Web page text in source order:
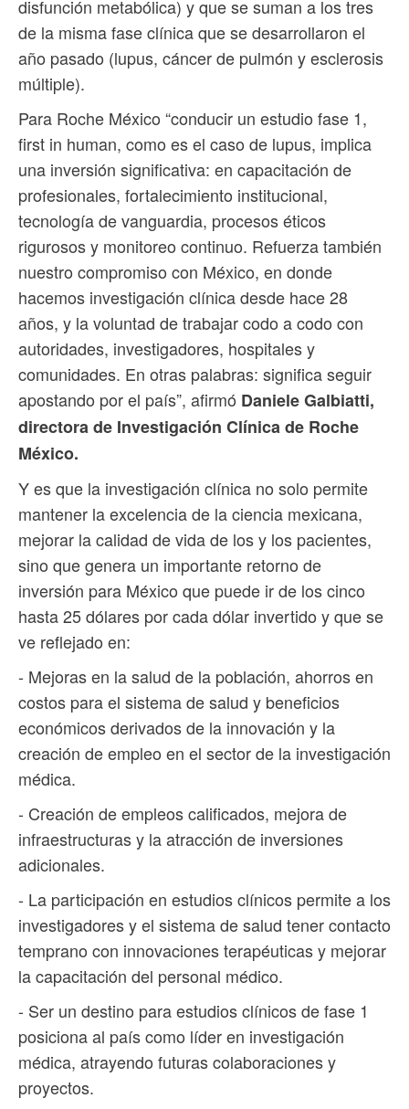
disfunción metabólica) y que se suman a los tres
de la misma fase clínica que se desarrollaron el
año pasado (lupus, cáncer de pulmón y esclerosis
múltiple).
Para Roche México “conducir un estudio fase 1,
first in human, como es el caso de lupus, implica
una inversión significativa: en capacitación de
profesionales, fortalecimiento institucional,
tecnología de vanguardia, procesos éticos
rigurosos y monitoreo continuo. Refuerza también
nuestro compromiso con México, en donde
hacemos investigación clínica desde hace 28
años, y la voluntad de trabajar codo a codo con
autoridades, investigadores, hospitales y
comunidades. En otras palabras: significa seguir
apostando por el país”, afirmó Daniele Galbiatti,
directora de Investigación Clínica de Roche
México.
Y es que la investigación clínica no solo permite
mantener la excelencia de la ciencia mexicana,
mejorar la calidad de vida de los y los pacientes,
sino que genera un importante retorno de
inversión para México que puede ir de los cinco
hasta 25 dólares por cada dólar invertido y que se
ve reflejado en:
- Mejoras en la salud de la población, ahorros en
costos para el sistema de salud y beneficios
económicos derivados de la innovación y la
creación de empleo en el sector de la investigación
médica.
- Creación de empleos calificados, mejora de
infraestructuras y la atracción de inversiones
adicionales.
- La participación en estudios clínicos permite a los
investigadores y el sistema de salud tener contacto
temprano con innovaciones terapéuticas y mejorar
la capacitación del personal médico.
- Ser un destino para estudios clínicos de fase 1
posiciona al país como líder en investigación
médica, atrayendo futuras colaboraciones y
proyectos.